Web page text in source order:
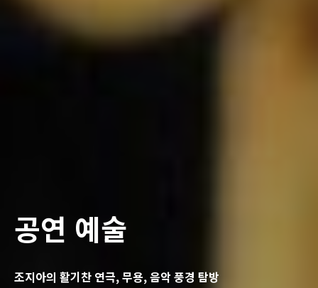
공연 예술
조지아의 활기찬 연극, 무용, 음악 풍경 탐방